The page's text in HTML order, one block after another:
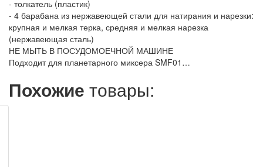
- толкатель (пластик)
- 4 барабана из нержавеющей стали для натирания и нарезки:
крупная и мелкая терка, средняя и мелкая нарезка
(нержавеющая сталь)
НЕ МЫТЬ В ПОСУДОМОЕЧНОЙ МАШИНЕ
Подходит для планетарного миксера SMF01…
Похожие товары: